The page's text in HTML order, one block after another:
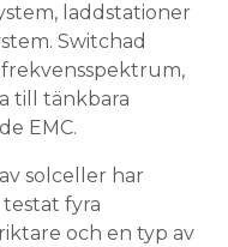
laddstationer
Switchad
till tänkbara
EMC.
solceller har
fyra
och en typ av